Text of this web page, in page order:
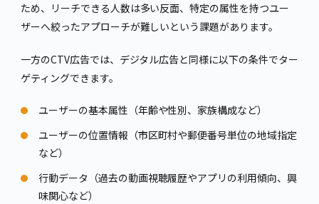
ため、リーチできる人数は多い反面、特定の属性を持つユー
ザーへ絞ったアプローチが難しいという課題があります。
一方のCTV広告では、デジタル広告と同様に以下の条件でター
ゲティングできます。
ユーザーの基本属性（年齢や性別、家族構成など）
ユーザーの位置情報（市区町村や郵便番号単位の地域指定
など）
行動データ（過去の動画視聴履歴やアプリの利用傾向、興
味関心など）